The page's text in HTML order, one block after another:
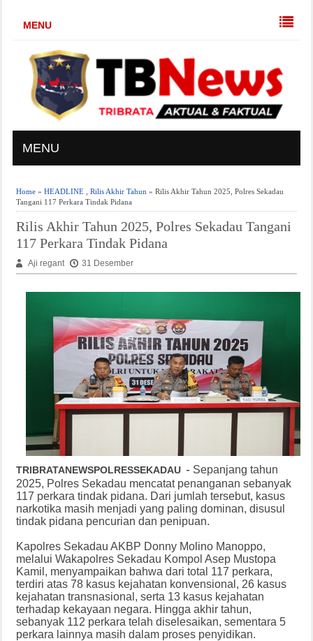
MENU
MENU
Home» HEADLINE, Rilis Akhir Tahun » Rilis Akhir Tahun 2025, Polres Sekadau
Tangani 117 Perkara Tindak Pidana
Rilis Akhir Tahun 2025, Polres Sekadau Tangani
117 Perkara Tindak Pidana
Aji regant 31 Desember
TRIBRATANEWSPOLRESSEKADAU - Sepanjang tahun
2025, Polres Sekadau mencatat penanganan sebanyak
117 perkara tindak pidana. Dari jumlah tersebut, kasus
narkotika masih menjadi yang paling dominan, disusul
tindak pidana pencurian dan penipuan.
Kapolres Sekadau AKBP Donny Molino Manoppo,
melalui Wakapolres Sekadau Kompol Asep Mustopa
Kamil, menyampaikan bahwa dari total 117 perkara,
terdiri atas 78 kasus kejahatan konvensional, 26 kasus
kejahatan transnasional, serta 13 kasus kejahatan
terhadap kekayaan negara. Hingga akhir tahun,
sebanyak 112 perkara telah diselesaikan, sementara 5
perkara lainnya masih dalam proses penyidikan.